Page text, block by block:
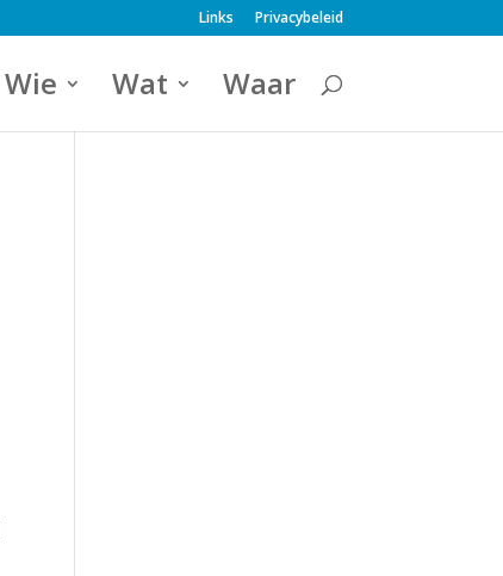
Links Privacybeleid
Wie Wat Waar